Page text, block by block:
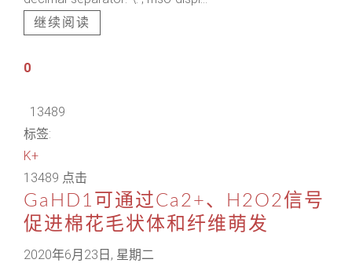
继续阅读
0
13489
标签:
K+
13489 点击
GaHD1可通过Ca2+、H2O2信号
促进棉花毛状体和纤维萌发
2020年6月23日, 星期二